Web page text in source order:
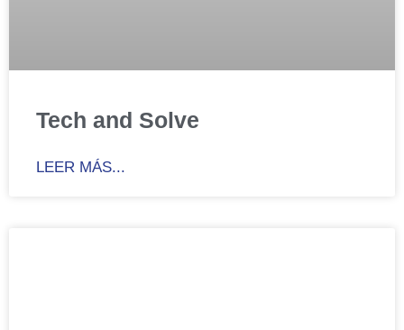
Tech and Solve
LEER MÁS...